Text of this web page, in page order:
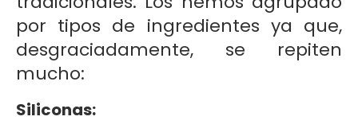
por tipos de ingredientes ya que,
desgraciadamente, se repiten
mucho:
Siliconas: